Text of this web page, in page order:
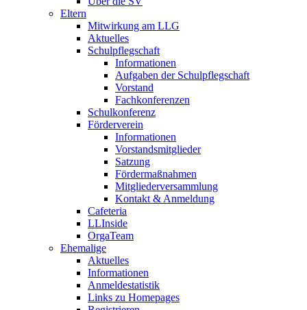
Eltern
Mitwirkung am LLG
Aktuelles
Schulpflegschaft
Informationen
Aufgaben der Schulpflegschaft
Vorstand
Fachkonferenzen
Schulkonferenz
Förderverein
Informationen
Vorstandsmitglieder
Satzung
Fördermaßnahmen
Mitgliederversammlung
Kontakt & Anmeldung
Cafeteria
LLInside
OrgaTeam
Ehemalige
Aktuelles
Informationen
Anmeldestatistik
Links zu Homepages